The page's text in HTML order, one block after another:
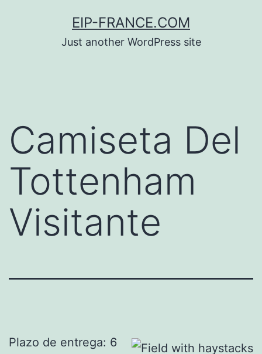
EIP-FRANCE.COM
Just another WordPress site
Camiseta Del
Tottenham
Visitante
Plazo de entrega: 6